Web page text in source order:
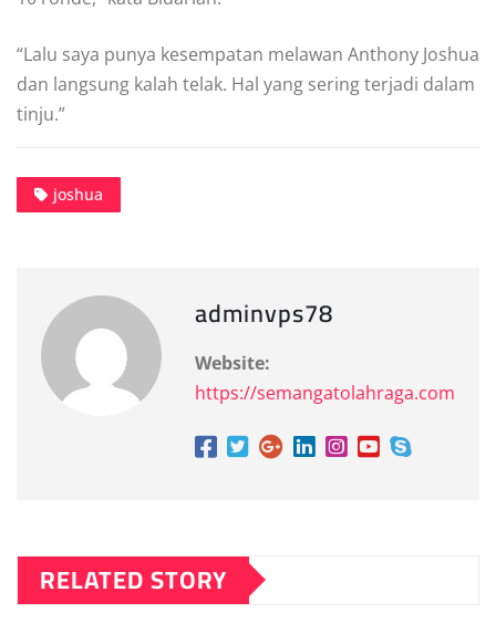
“Lalu saya punya kesempatan melawan Anthony Joshua
dan langsung kalah telak. Hal yang sering terjadi dalam
tinju.”
joshua
adminvps78
Website:
https://semangatolahraga.com
RELATED STORY